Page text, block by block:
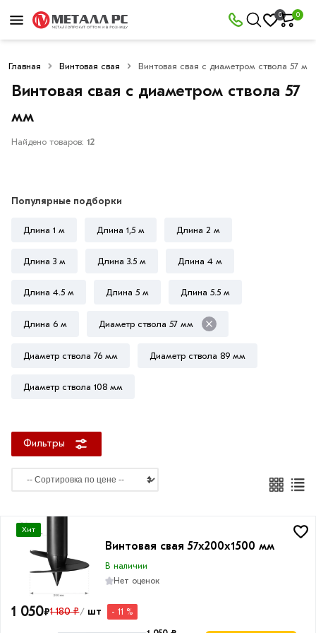
0 0
Главная Винтовая свая Винтовая свая с диаметром ствола 57 мм
Винтовая свая с диаметром ствола 57
мм
Найдено товаров: 12
Популярные подборки
Длина 1 м Длина 1,5 м Длина 2 м
Длина 3 м Длина 3.5 м Длина 4 м
Длина 4.5 м Длина 5 м Длина 5.5 м
Длина 6 м Диаметр ствола 57 мм
Диаметр ствола 76 мм Диаметр ствола 89 мм
Диаметр ствола 108 мм
Фильтры
Фильтры
×
Со
скидкой
—
1,5
метра
4
5,5
метра
6
Хит
Винтовая свая 57х200х1500 мм
В наличии
Нет оценок
1 050₽1 180 ₽/ шт - 11 %